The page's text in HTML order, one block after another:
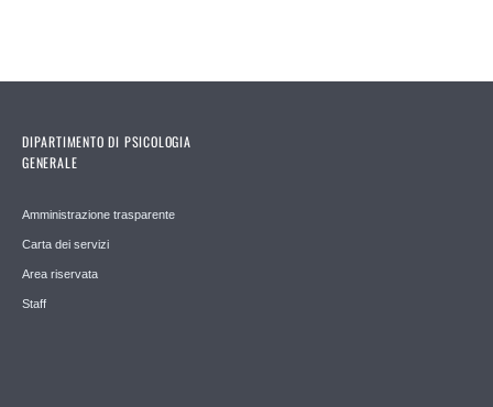
DIPARTIMENTO DI PSICOLOGIA
GENERALE
Amministrazione trasparente
Carta dei servizi
Area riservata
Staff